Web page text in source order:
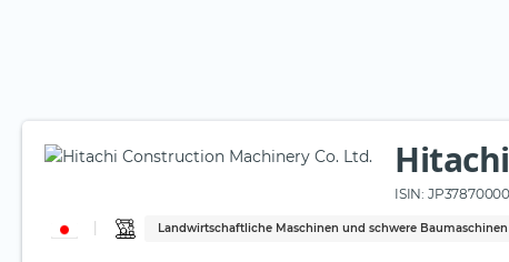
ISIN:
Landwirtschaftliche Maschinen und schwere Baumaschinen